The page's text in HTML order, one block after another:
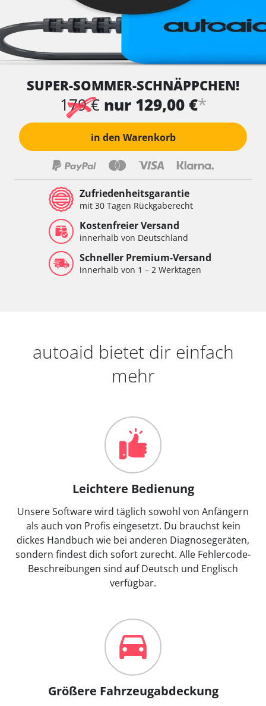
SUPER-SOMMER-SCHNÄPPCHEN!
179 € nur 129,00 €*
in den Warenkorb
Zufriedenheitsgarantie
mit 30 Tagen Rückgaberecht
Kostenfreier Versand
innerhalb von Deutschland
Schneller Premium-Versand
innerhalb von 1 – 2 Werktagen
autoaid bietet dir einfach
mehr
Leichtere Bedienung
Unsere Software wird täglich sowohl von Anfängern
als auch von Profis eingesetzt. Du brauchst kein
dickes Handbuch wie bei anderen Diagnosegeräten,
sondern findest dich sofort zurecht. Alle Fehlercode-
Beschreibungen sind auf Deutsch und Englisch
verfügbar.
Größere Fahrzeugabdeckung